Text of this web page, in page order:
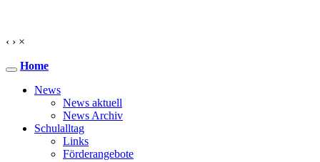
‹ › ×
Home
News
News aktuell
News Archiv
Schulalltag
Links
Förderangebote